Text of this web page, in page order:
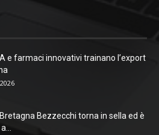
e farmaci innovativi trainano l’export
Bretagna Bezzecchi torna in sella ed è